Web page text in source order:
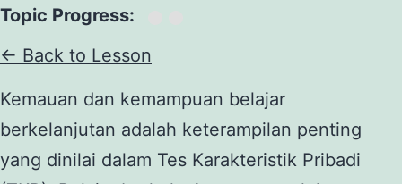
Topic Progress:
← Back to Lesson
Kemauan dan kemampuan belajar
berkelanjutan adalah keterampilan penting
yang dinilai dalam Tes Karakteristik Pribadi